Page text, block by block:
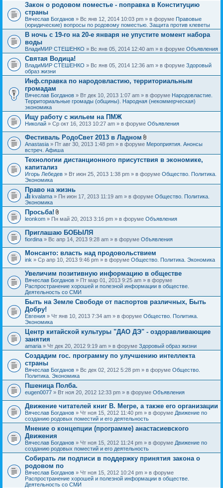
Закон о родовом поместье - поправка в Конституцию
страны
Вячеслав Богданов » Вс янв 12, 2014 10:03 pm » в форуме Правовые
(юридические) вопросы по родовому поместью. Защита против клеветы
В ночь с 19-го на 20-е января не упустите момент набора
воды
ВладиМИР СТЕШЕНКО » Вс янв 05, 2014 12:40 am » в форуме Объявления
Святая Водица!
ВладиМИР СТЕШЕНКО » Вс янв 05, 2014 12:36 am » в форуме Здоровый
образ жизни
Инф.справка по народовластию, территориальным
громадам
Вячеслав Богданов » Вт дек 10, 2013 1:07 am » в форуме Народовластие.
Территориальные громады (общины). Народная (некоммерческая)
экономика
Ищу работу с жильем на ПМЖ
Николай » Ср окт 16, 2013 10:27 am » в форуме Объявления
Фестиваль РодоСвет 2013 в Ладном
В
о
ж
н
и
я
Anastasia » Пт авг 30, 2013 1:48 pm » в форуме Мероприятия. Анонсы
встреч. Афиша
Технологии дистанционного присутствия в экономике,
капитализ
Игорь Лебедев » Вт июн 25, 2013 1:38 pm » в форуме Общество. Политика.
Экономика
Право на жизнь
Д
а
н
н
я
т
е
м
а
с
о
д
е
р
ж
и
т
о
п
р
о
с
.
kvalama » Пн июн 17, 2013 11:19 am » в форуме Общество. Политика.
Экономика
Просьба!
В
о
ж
е
н
и
я
leonkom » Пн май 20, 2013 3:16 pm » в форуме Объявления
Приглашаю БОБЫЛЯ
fiordina » Вс апр 14, 2013 9:28 am » в форуме Объявления
Монсанто: власть над продовольствием
ink » Ср апр 10, 2013 9:46 pm » в форуме Общество. Политика. Экономика
Увеличим позитивную информацию в обществе
Вячеслав Богданов » Пт мар 01, 2013 9:25 am » в форуме
Распространение хорошей и полезной информации в обществе.
Деятельность со СМИ
Быть на Земле Свободе от паспортов различных, Быть
Добру!
Евгения » Чт янв 10, 2013 7:34 am » в форуме Общество. Политика.
Экономика
Центр китайской культуры "ДАО ДЭ" - оздоравливающие
занятия
amaria » Чт дек 20, 2012 9:19 am » в форуме Здоровый образ жизни
Создадим гос. программу по улучшению интеллекта
страны
Вячеслав Богданов » Вс дек 02, 2012 5:28 pm » в форуме Общество.
Политика. Экономика
Пшеница Полба.
eugen0077 » Вт ноя 20, 2012 12:33 pm » в форуме Объявления
Движение читателей книг В. Мегре, а также его организации
Вячеслав Богданов » Чт ноя 15, 2012 11:40 pm » в форуме Движение по
созданию родовых поместий и его деятельность
Мнение о концепции (программе) анастасиевского
Движения
Вячеслав Богданов » Чт ноя 15, 2012 11:24 pm » в форуме Движение по
созданию родовых поместий и его деятельность
Собирать ли подписи в поддержку принятия закона о
родовом по
Вячеслав Богданов » Чт ноя 15, 2012 10:24 pm » в форуме
Распространение хорошей и полезной информации в обществе.
Деятельность со СМИ